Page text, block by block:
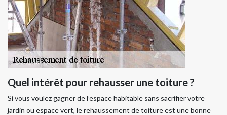
Quel intérêt pour rehausser une toiture ?
Si vous voulez gagner de l’espace habitable sans sacrifier votre
jardin ou espace vert, le rehaussement de toiture est une bonne